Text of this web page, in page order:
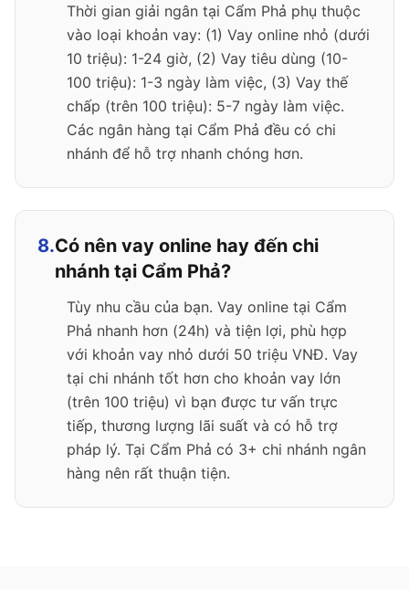
Thời gian giải ngân tại Cẩm Phả phụ thuộc
vào loại khoản vay: (1) Vay online nhỏ (dưới
10 triệu): 1-24 giờ, (2) Vay tiêu dùng (10-
100 triệu): 1-3 ngày làm việc, (3) Vay thế
chấp (trên 100 triệu): 5-7 ngày làm việc.
Các ngân hàng tại Cẩm Phả đều có chi
nhánh để hỗ trợ nhanh chóng hơn.
8.Có nên vay online hay đến chi
nhánh tại Cẩm Phả?
Tùy nhu cầu của bạn. Vay online tại Cẩm
Phả nhanh hơn (24h) và tiện lợi, phù hợp
với khoản vay nhỏ dưới 50 triệu VNĐ. Vay
tại chi nhánh tốt hơn cho khoản vay lớn
(trên 100 triệu) vì bạn được tư vấn trực
tiếp, thương lượng lãi suất và có hỗ trợ
pháp lý. Tại Cẩm Phả có 3+ chi nhánh ngân
hàng nên rất thuận tiện.